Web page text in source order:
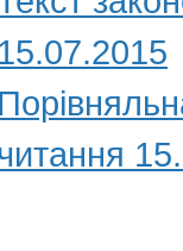
15.07.2015